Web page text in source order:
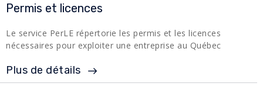
Permis et licences
Le service PerLE répertorie les permis et les licences
nécessaires pour exploiter une entreprise au Québec
Plus de détails